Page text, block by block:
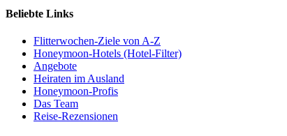
Beliebte Links
Flitterwochen-Ziele von A-Z
Honeymoon-Hotels (Hotel-Filter)
Angebote
Heiraten im Ausland
Honeymoon-Profis
Das Team
Reise-Rezensionen